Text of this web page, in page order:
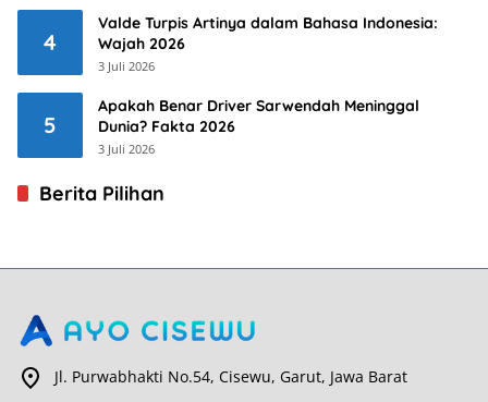
4
Valde Turpis Artinya dalam Bahasa Indonesia:
Wajah 2026
3 Juli 2026
5
Apakah Benar Driver Sarwendah Meninggal
Dunia? Fakta 2026
3 Juli 2026
Berita Pilihan
Jl. Purwabhakti No.54, Cisewu, Garut, Jawa Barat